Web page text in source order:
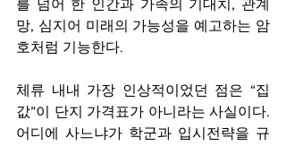
를 넘어 한 인간과 가족의 기대치, 관계
망, 심지어 미래의 가능성을 예고하는 암
호처럼 기능한다.
체류 내내 가장 인상적이었던 점은 “집
값”이 단지 가격표가 아니라는 사실이다.
어디에 사느냐가 학군과 입시전략을 규